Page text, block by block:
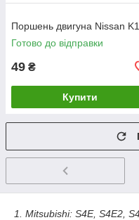
Поршень двигуна Nissan
Готово до відправки
49 ₴
Купити
1. Mitsubishi: S4E, S4E2,